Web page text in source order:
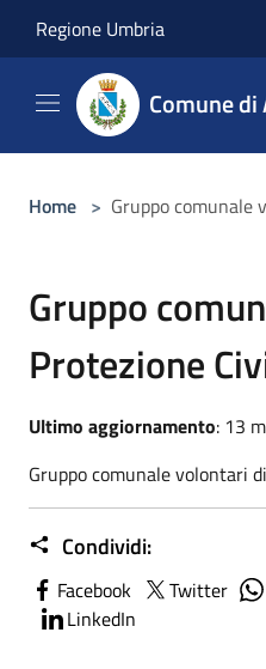
Regione Umbria
Comune
Home > Gruppo comunale
Gruppo
Protezione
Ultimo aggiornamento: 13
Gruppo comunale volontari
Condividi:
Facebook Twitter
LinkedIn